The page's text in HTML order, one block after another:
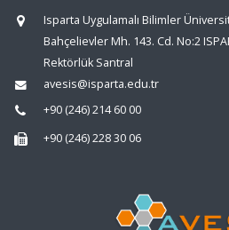
Isparta Uygulamalı Bilimler
Bahçelievler Mh. 143. Cd. No:2
Rektörlük Santral
avesis@isparta.edu.tr
+90 (246) 214 60 00
+90 (246) 228 30 06